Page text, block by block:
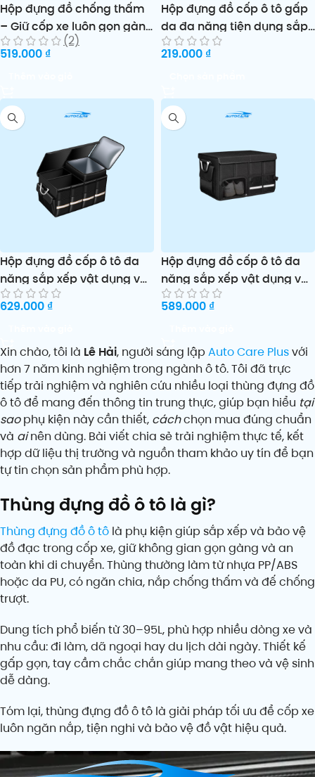
Hộp đựng đồ chống thấm
– Giữ cốp xe luôn gọn gàng
& sạch sẽ (2)
519.000 ₫
Hộp đựng đồ cốp ô tô gấp
da đa năng tiện dụng sắp
xếp gọn gàng vật dụng
219.000 ₫
Hộp đựng đồ cốp ô tô đa
năng sắp xếp vật dụng và
giày gọn gàng tiện lợi
629.000 ₫
Hộp đựng đồ cốp ô tô đa
năng sắp xếp vật dụng và
giày gọn gàng tiện lợi
589.000 ₫
Xin chào, tôi là Lê Hải, người sáng lập Auto Care Plusvới
hơn 7 năm kinh nghiệm trong ngành ô tô. Tôi đã trực
tiếp trải nghiệm và nghiên cứu nhiều loại thùng đựng đồ
ô tô để mang đến thông tin trung thực, giúp bạn hiểu tại
saophụ kiện này cần thiết, cáchchọn mua đúng chuẩn
và ainên dùng. Bài viết chia sẻ trải nghiệm thực tế, kết
hợp dữ liệu thị trường và nguồn tham khảo uy tín để bạn
tự tin chọn sản phẩm phù hợp.
Thùng đựng đồ ô tô là gì?
Thùng đựng đồ ô tô là phụ kiện giúp sắp xếp và bảo vệ
đồ đạc trong cốp xe, giữ không gian gọn gàng và an
toàn khi di chuyển. Thùng thường làm từ nhựa PP/ABS
hoặc da PU, có ngăn chia, nắp chống thấm và đế chống
trượt.
Dung tích phổ biến từ 30–95L, phù hợp nhiều dòng xe và
nhu cầu: đi làm, dã ngoại hay du lịch dài ngày. Thiết kế
gấp gọn, tay cầm chắc chắn giúp mang theo và vệ sinh
dễ dàng.
Tóm lại, thùng đựng đồ ô tô là giải pháp tối ưu để cốp xe
luôn ngăn nắp, tiện nghi và bảo vệ đồ vật hiệu quả.